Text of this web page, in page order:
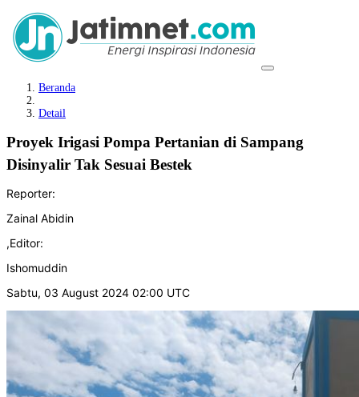
Beranda
Detail
Proyek Irigasi Pompa Pertanian di Sampang
Disinyalir Tak Sesuai Bestek
Reporter:
Zainal Abidin
,Editor:
Ishomuddin
Sabtu, 03 August 2024 02:00 UTC